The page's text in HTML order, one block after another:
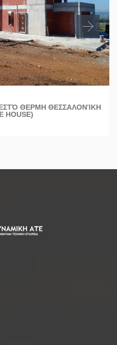
ΘΕΡΜΗ ΘΕΣΣΑΛΟΝΊΚΗ
HOUSE)